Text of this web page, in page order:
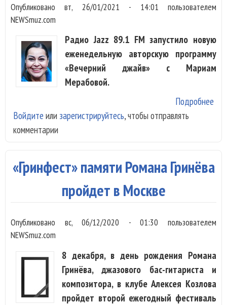
Опубликовановт, 26/01/2021 - 14:01 пользователем
NEWSmuz.com
Радио Jazz 89.1 FM запустило новую
еженедельную авторскую программу
«Вечерний джайв» с Мариам
Мерабовой.
Подробнее
Войдите или зарегистрируйтесь, чтобы отправлять
комментарии
«Гринфест» памяти Романа Гринёва
пройдет в Москве
Опубликовано вс, 06/12/2020 - 01:30 пользователем
NEWSmuz.com
8 декабря, в день рождения Романа
Гринёва, джазового бас-гитариста и
композитора, в клубе Алексея Козлова
пройдет второй ежегодный фестиваль